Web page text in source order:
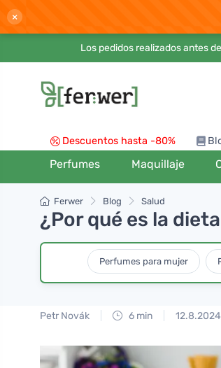
×
Los pedidos realizados antes
Descuentos hasta -80%
Perfumes Maquillaje
Ferwer Blog Salud
¿Por qué es la
Perfumes para mujer
Petr Novák 6 min 12.8.2024